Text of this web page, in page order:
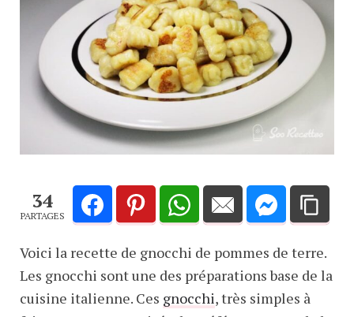
34
PARTAGES
Voici la recette de gnocchi de pommes de terre.
Les gnocchi sont une des préparations base de la
cuisine italienne. Ces gnocchi, très simples à